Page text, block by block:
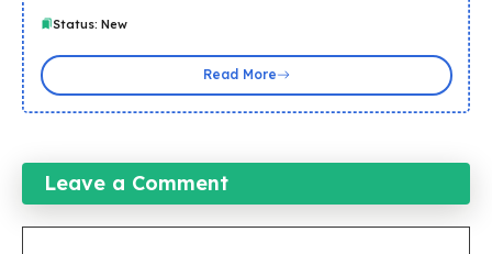
Status: New
Read More
Leave a Comment